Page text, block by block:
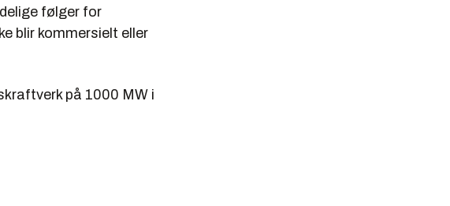
følger for
blir kommersielt eller
på 1000 MW i